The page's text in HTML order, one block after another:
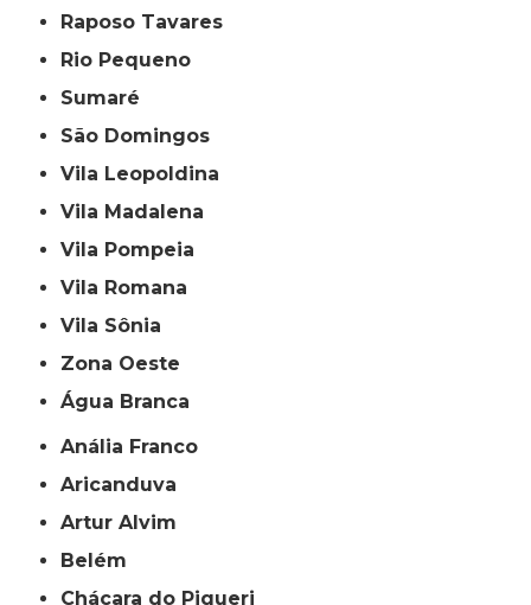
Raposo Tavares
Rio Pequeno
Sumaré
São Domingos
Vila Leopoldina
Vila Madalena
Vila Pompeia
Vila Romana
Vila Sônia
Zona Oeste
Água Branca
Anália Franco
Aricanduva
Artur Alvim
Belém
Chácara do Piqueri